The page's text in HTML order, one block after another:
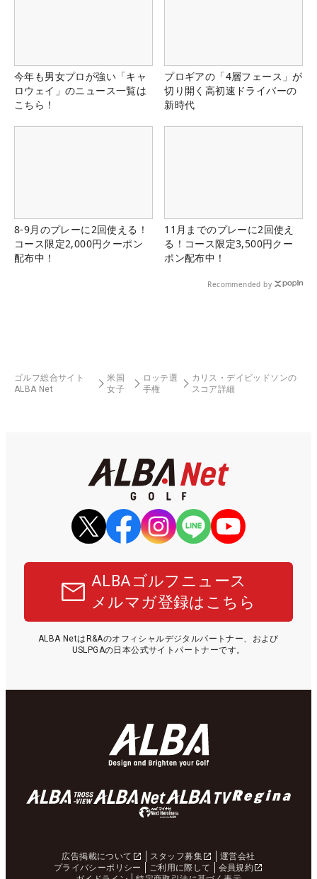
今年も男女プロが強い「キャ
ロウェイ」のニュース一覧は
こちら！
プロギアの「4層フェース」が
切り開く高初速ドライバーの
新時代
8-9月のプレーに2回使える！
コース限定2,000円クーポン
配布中！
11月までのプレーに2回使え
る！コース限定3,500円クー
ポン配布中！
Recommended by
ゴルフ総合サイト
ALBA Net
米国
女子
ロッテ選
手権
カリス・デイビッドソンの
スコア詳細
ALBAゴルフニュース
メルマガ登録はこちら
ALBA NetはR&Aのオフィシャルデジタルパートナー、および
USLPGAの日本公式サイトパートナーです。
広告掲載について スタッフ募集
運営会社
プライバシーポリシー
ご利用に際して
会員規約